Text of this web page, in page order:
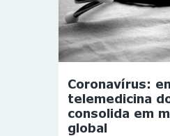
Coronavírus:
telemedicina
consolida em
global